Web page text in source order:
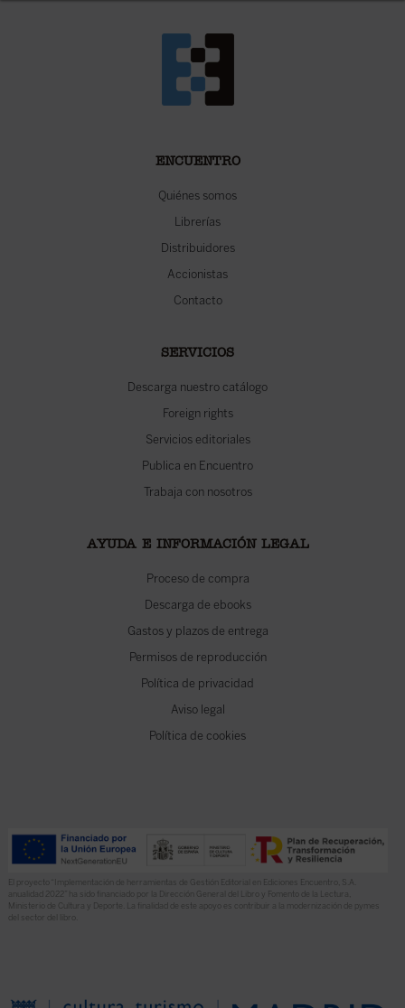
ENCUENTRO
Quiénes somos
Librerías
Distribuidores
Accionistas
Contacto
SERVICIOS
Descarga nuestro catálogo
Foreign rights
Servicios editoriales
Publica en Encuentro
Trabaja con nosotros
AYUDA E INFORMACIÓN LEGAL
Proceso de compra
Descarga de ebooks
Gastos y plazos de entrega
Permisos de reproducción
Política de privacidad
Aviso legal
Política de cookies
El proyecto “Implementación de herramientas de Gestión Editorial en Ediciones Encuentro, S.A.
anualidad 2022” ha sido financiado por la Dirección General del Libro y Fomento de la Lectura,
Ministerio de Cultura y Deporte. La finalidad de este apoyo es contribuir a la modernización de pymes
del sector del libro.